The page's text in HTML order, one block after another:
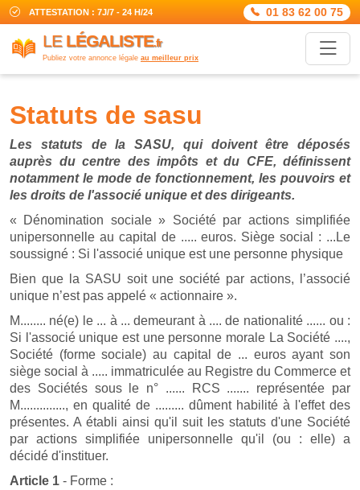
ATTESTATION : 7J/7 - 24 H/24 01 83 62 00 75
LE LÉGALISTE.fr
Publiez votre annonce légale au meilleur prix
statuts de sasu
Les statuts de la SASU, qui doivent être déposés
auprès du centre des impôts et du CFE, définissent
notamment le mode de fonctionnement, les pouvoirs et
les droits de l'associé unique et des dirigeants.
« Dénomination sociale » Société par actions simplifiée
unipersonnelle au capital de ..... euros. Siège social : ...Le
soussigné : Si l'associé unique est une personne physique
Bien que la SASU soit une société par actions, l’associé
unique n’est pas appelé « actionnaire ».
M........ né(e) le ... à ... demeurant à .... de nationalité ...... ou :
Si l'associé unique est une personne morale La Société ....,
Société (forme sociale) au capital de ... euros ayant son
siège social à ..... immatriculée au Registre du Commerce et
des Sociétés sous le n° ...... RCS ....... représentée par
M.............., en qualité de ......... dûment habilité à l'effet des
présentes. A établi ainsi qu'il suit les statuts d'une Société
par actions simplifiée unipersonnelle qu'il (ou : elle) a
décidé d'instituer.
Article 1 - Forme :